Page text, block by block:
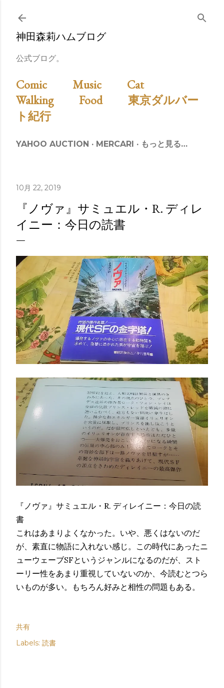
スキップしてメイン コンテンツに移動
神田森莉ハムブログ
公式ブログ。
Comic Music
Cat
Walking
Food
東京ダルバー
ト紀行
YAHOO AUCTION MERCARI もっと見る…
10月 22, 2019
『ノヴァ』サミュエル・R. ディレ
イニー：今日の読書
『ノヴァ』サミュエル・R. ディレイニー：今日の読
書
これはあまりよくなかった。いや、悪くはないのだ
が、素直に物語に入れない感じ。この時代にあったニ
ューウェーブSFというジャンルになるのだが、スト
ーリー性をあまり重視していないのか、今読むとつら
いものが多い。もちろん好みと相性の問題もある。
共有
Labels: 読書